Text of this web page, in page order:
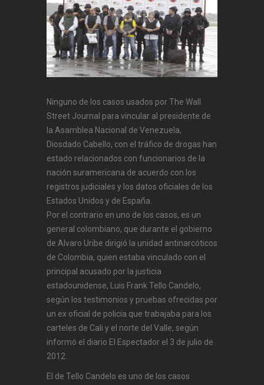
Ninguno de los casos usados por The Wall
Street Journal para vincular al presidente de
la Asamblea Nacional de Venezuela,
Diosdado Cabello, con el tráfico de drogas han
estado relacionados con funcionarios de la
nación suramericana de acuerdo con los
registros judiciales y los datos oficiales de los
Estados Unidos y de España.
Por el contrario en uno de los casos, es un
general colombiano, que durante el gobierno
de Alvaro Uribe dirigió la unidad antinarcóticos
de Colombia, quien estaba vinculado con el
principal acusado por la justicia
estadounidense, Luis Frank Tello Candelo,
según los testimonios y pruebas ofrecidas por
un ex oficial de policía que trabajaba para los
carteles de Cali y el norte del Valle, según
informó el diario El Espectador el 3 de julio de
2012.
El de Tello Candelo es uno de los casos